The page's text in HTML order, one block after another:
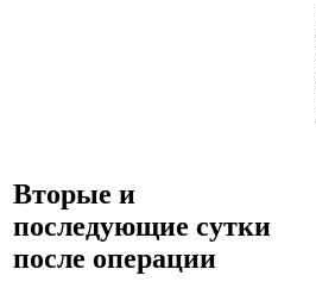
Вторые и
последующие сутки
после операции